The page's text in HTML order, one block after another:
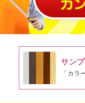
サン
「カラ